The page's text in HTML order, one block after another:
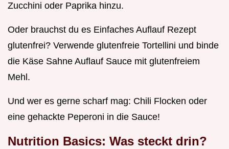
Zucchini oder Paprika hinzu.
Oder brauchst du es Einfaches Auflauf Rezept
glutenfrei? Verwende glutenfreie Tortellini und binde
die Käse Sahne Auflauf Sauce mit glutenfreiem
Mehl.
Und wer es gerne scharf mag: Chili Flocken oder
eine gehackte Peperoni in die Sauce!
Nutrition Basics: Was steckt drin?